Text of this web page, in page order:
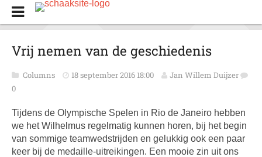
Vrij nemen van de geschiedenis
Columns 18 september 2016 18:00
Jan Willem Duijzer
0
Tijdens de Olympische Spelen in Rio de Janeiro hebben
we het Wilhelmus regelmatig kunnen horen, bij het begin
van sommige teamwedstrijden en gelukkig ook een paar
keer bij de medaille-uitreikingen. Een mooie zin uit ons